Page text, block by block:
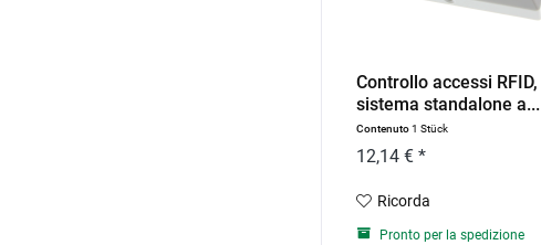
Controllo accessi RFID,
sistema standalone a...
Contenuto1 Stück
12,14 € *
Ricorda
Pronto per la spedizione